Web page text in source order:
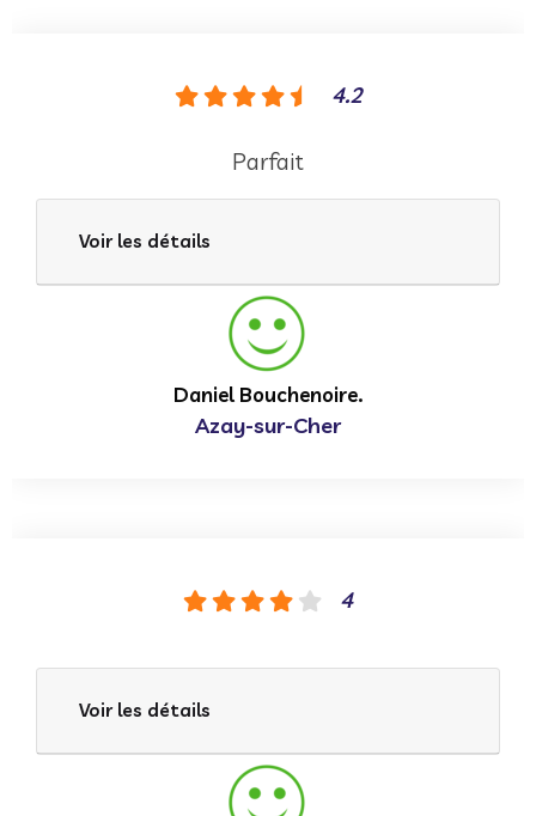
4.2
Parfait
Voir les détails
Daniel Bouchenoire.
Azay-sur-Cher
4
Voir les détails